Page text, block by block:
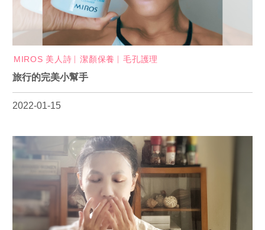
MIROS 美人詩 潔顏保養 毛孔護理
旅行的完美小幫手
2022-01-15